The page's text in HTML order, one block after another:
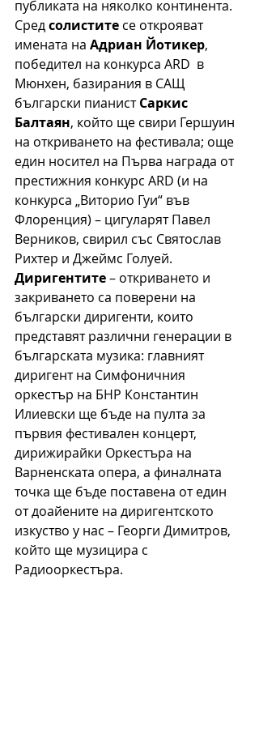
публиката на няколко континента.
Сред солистите се открояват
имената на Адриан Йотикер,
победител на конкурса ARD  в
Мюнхен, базирания в САЩ
български пианист Саркис
Балтаян, който ще свири Гершуин
на откриването на фестивала; още
един носител на Първа награда от
престижния конкурс ARD (и на
конкурса „Виторио Гуи“ във
Флоренция) – цигуларят Павел
Верников, свирил със Святослав
Рихтер и Джеймс Голуей.
Диригентите – откриването и
закриването са поверени на
български диригенти, които
представят различни генерации в
българската музика: главният
диригент на Симфоничния
оркестър на БНР Константин
Илиевски ще бъде на пулта за
първия фестивален концерт,
дирижирайки Оркестъра на
Варненската опера, а финалната
точка ще бъде поставена от един
от доайените на диригентското
изкуство у нас – Георги Димитров,
който ще музицира с
Радиооркестъра.